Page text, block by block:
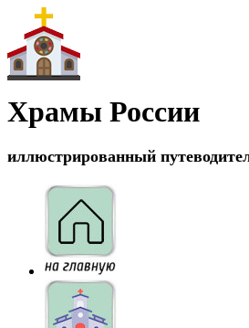
Храмы России
иллюстрированный